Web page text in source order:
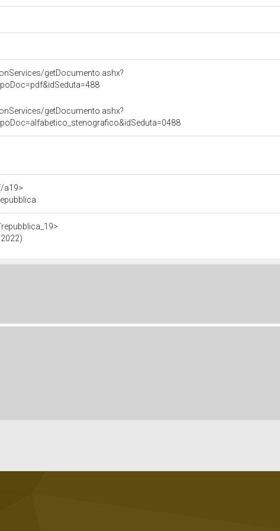
getDocumento.ashx?
getDocumento.ashx?
a19>